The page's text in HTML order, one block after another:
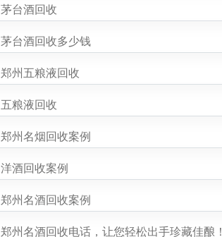
茅台酒回收
茅台酒回收多少钱
郑州五粮液回收
五粮液回收
郑州名烟回收案例
洋酒回收案例
郑州名酒回收案例
郑州名酒回收电话，让您轻松出手珍藏佳酿！